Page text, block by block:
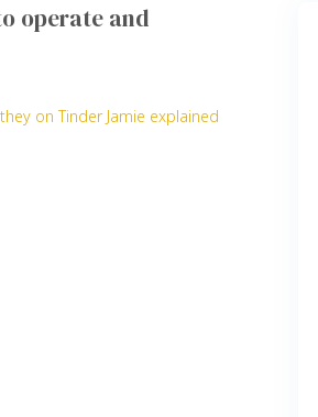
operate and
on Tinder Jamie explained